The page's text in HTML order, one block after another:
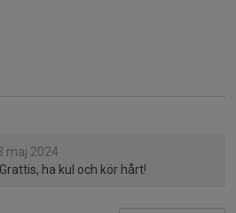
maj 2024
ha kul och kör hårt!